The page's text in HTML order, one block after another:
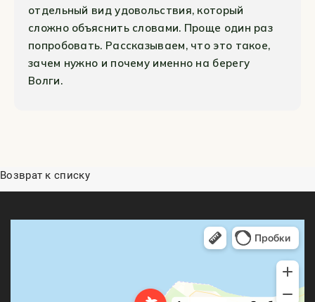
отдельный вид удовольствия, который
сложно объяснить словами. Проще один раз
попробовать. Рассказываем, что это такое,
зачем нужно и почему именно на берегу
Волги.
Возврат к списку